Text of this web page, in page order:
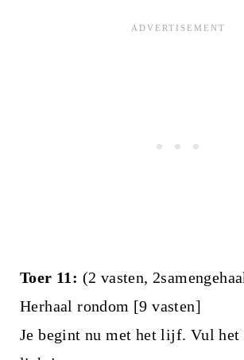
Toer 11: (2 vasten,
Herhaal rondom [9 vasten]
Je begint nu met het lijf. Vul het